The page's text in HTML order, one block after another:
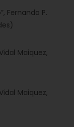
Fernando P.
Maiquez,
Maiquez,